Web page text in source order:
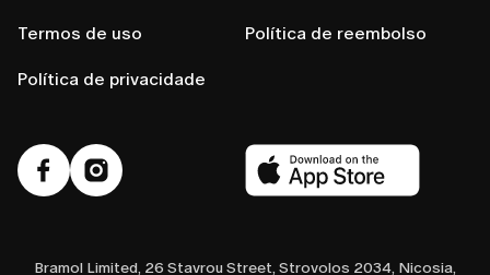
Termos de uso
Política de privacidade
Política de reembolso
Bramol Limited, 26 Stavrou Street, Strovolos 2034, Nicosia,